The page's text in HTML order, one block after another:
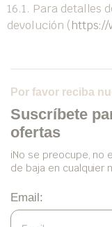
16.1. Para detalles
devolución (
Por favor reciba
Suscríbete
ofertas
iNo se preocupe, no
de baja en cualquier
Email: